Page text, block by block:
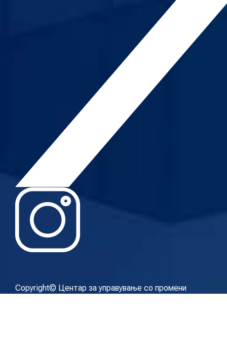
Copyright© Центар за управување со промени